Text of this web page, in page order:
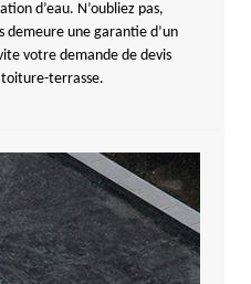
d’eau. N’oubliez pas,
demeure une garantie d’un
votre demande de devis
terrasse.